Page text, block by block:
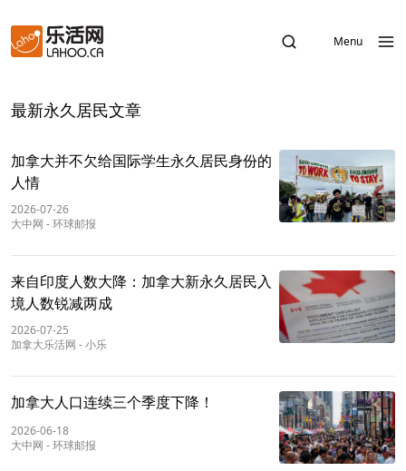
Menu
最新永久居民文章
加拿大并不欠给国际学生永久居民身份的
人情
2026-07-26
大中网 -环球邮报
来自印度人数大降：加拿大新永久居民入
境人数锐减两成
2026-07-25
加拿大乐活网 -小乐
加拿大人口连续三个季度下降！
2026-06-18
大中网 -环球邮报